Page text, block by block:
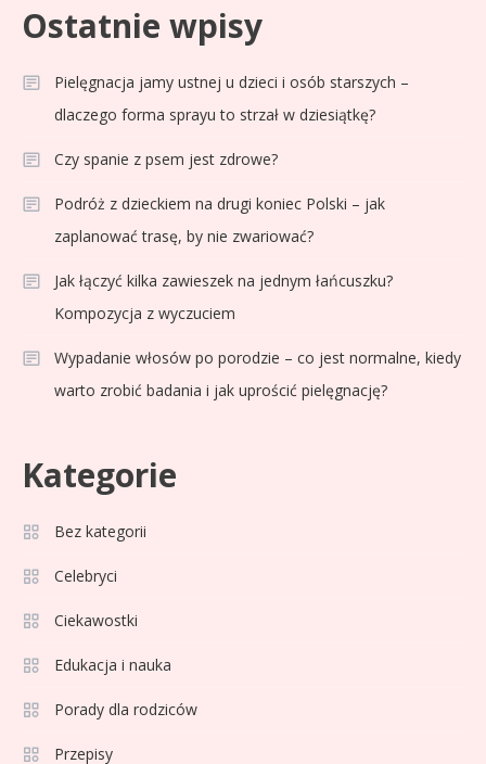
Ostatnie wpisy
Pielęgnacja jamy ustnej u dzieci i osób starszych –
dlaczego forma sprayu to strzał w dziesiątkę?
Czy spanie z psem jest zdrowe?
Podróż z dzieckiem na drugi koniec Polski – jak
zaplanować trasę, by nie zwariować?
Jak łączyć kilka zawieszek na jednym łańcuszku?
Kompozycja z wyczuciem
Wypadanie włosów po porodzie – co jest normalne, kiedy
warto zrobić badania i jak uprościć pielęgnację?
Kategorie
Bez kategorii
Celebryci
Ciekawostki
Edukacja i nauka
Porady dla rodziców
Przepisy
3
Adam Zdrójkowski wiek:
Adamek wiek: ile lat ma legenda